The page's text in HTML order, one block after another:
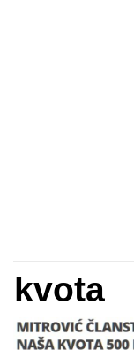
kvota